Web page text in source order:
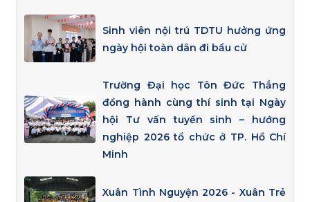
Sinh viên nội trú TDTU hưởng ứng
ngày hội toàn dân đi bầu cử
Trường Đại học Tôn Đức Thắng
đồng hành cùng thí sinh tại Ngày
hội Tư vấn tuyển sinh – hướng
nghiệp 2026 tổ chức ở TP. Hồ Chí
Minh
Xuân Tình Nguyện 2026 - Xuân Trẻ